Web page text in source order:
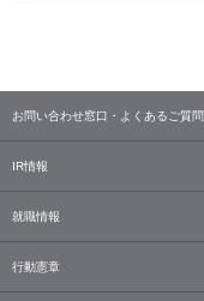
お問い合わせ窓口・よくあるご質問
IR情報
就職情報
行動憲章